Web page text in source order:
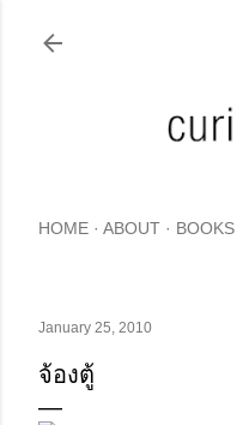
HOME ABOUT BOOKS
January 25, 2010
จ้องตู้